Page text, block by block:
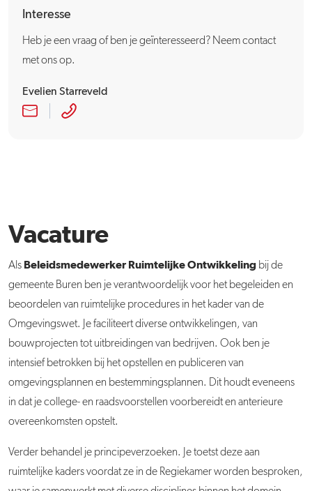
Interesse
Heb je een vraag of ben je geïnteresseerd? Neem contact
met ons op.
Evelien Starreveld
Vacature
Als Beleidsmedewerker Ruimtelijke Ontwikkeling bij de
gemeente Buren ben je verantwoordelijk voor het begeleiden en
beoordelen van ruimtelijke procedures in het kader van de
Omgevingswet. Je faciliteert diverse ontwikkelingen, van
bouwprojecten tot uitbreidingen van bedrijven. Ook ben je
intensief betrokken bij het opstellen en publiceren van
omgevingsplannen en bestemmingsplannen. Dit houdt eveneens
in dat je college- en raadsvoorstellen voorbereidt en anterieure
overeenkomsten opstelt.
Verder behandel je principeverzoeken. Je toetst deze aan
ruimtelijke kaders voordat ze in de Regiekamer worden besproken,